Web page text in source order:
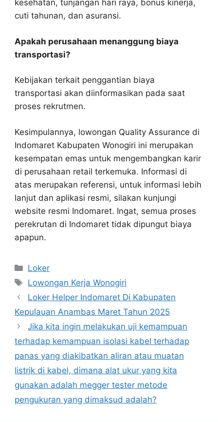
kesehatan, tunjangan hari raya, bonus kinerja,
cuti tahunan, dan asuransi.
Apakah perusahaan menanggung biaya
transportasi?
Kebijakan terkait penggantian biaya
transportasi akan diinformasikan pada saat
proses rekrutmen.
Kesimpulannya, lowongan Quality Assurance di
Indomaret Kabupaten Wonogiri ini merupakan
kesempatan emas untuk mengembangkan karir
di perusahaan retail terkemuka. Informasi di
atas merupakan referensi, untuk informasi lebih
lanjut dan aplikasi resmi, silakan kunjungi
website resmi Indomaret. Ingat, semua proses
perekrutan di Indomaret tidak dipungut biaya
apapun.
Kategori
Loker
Tag
Lowongan Kerja Wonogiri
Loker Helper Indomaret Di Kabupaten
Kepulauan Anambas Maret Tahun 2025
Jika kita ingin melakukan uji kemampuan
terhadap kemampuan isolasi kabel terhadap
panas yang diakibatkan aliran atau muatan
listrik di kabel, dimana alat ukur yang kita
gunakan adalah megger tester metode
pengukuran yang dimaksud adalah?